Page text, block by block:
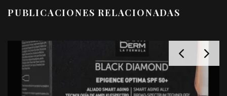
PUBLICACIONES RELACIONADAS